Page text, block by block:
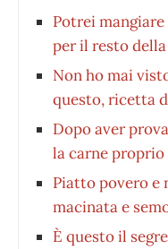
Potrei
per il resto
Non ho mai
questo, ricetta
Dopo aver
la carne
Piatto povero e
macinata e
È questo il